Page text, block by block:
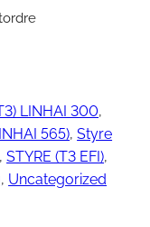
LINHAI 300
565), Styre
, STYRE (T3 EFI)
, Uncategorized